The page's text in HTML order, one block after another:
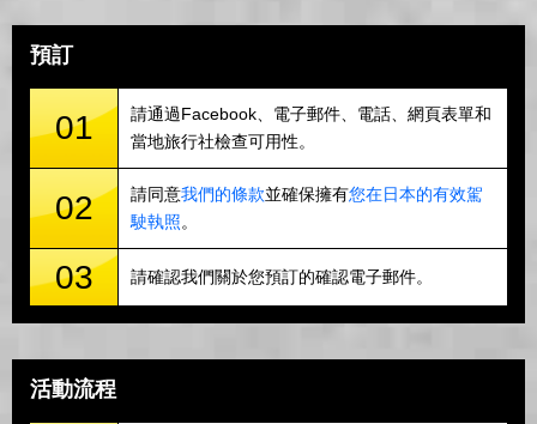
預訂
01
請通過Facebook、電子郵件、電話、網頁表單和
當地旅行社檢查可用性。
02 請同意我們的條款並確保擁有您在日本的有效駕
駛執照。
03 請確認我們關於您預訂的確認電子郵件。
活動流程